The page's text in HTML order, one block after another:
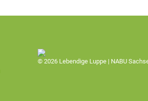
© 2026 Lebendige Luppe | NABU